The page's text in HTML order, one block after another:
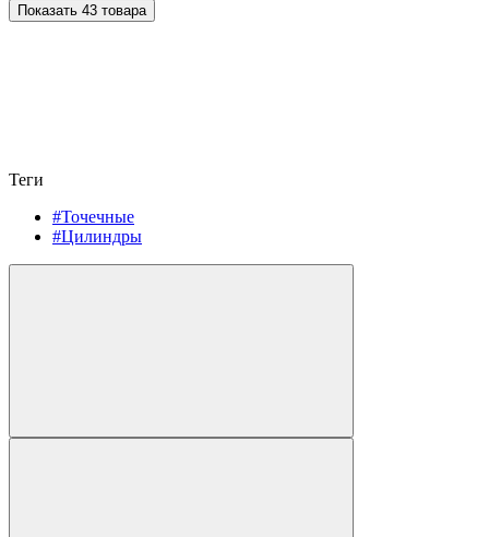
Показать 43 товара
Теги
#Точечные
#Цилиндры